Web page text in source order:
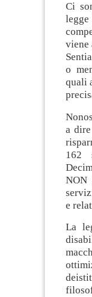
Ci
viene
o
quali
a
162
NON
e
La